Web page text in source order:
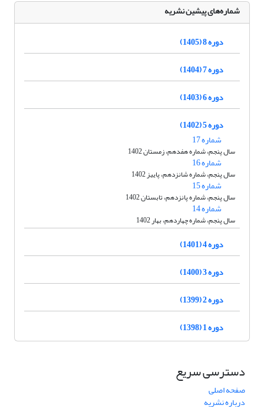
شماره‌های پیشین نشریه
دوره 8 (1405)
دوره 7 (1404)
دوره 6 (1403)
دوره 5 (1402)
شماره 17
سال پنجم، شماره هفدهم، زمستان 1402
شماره 16
سال پنجم، شماره شانزدهم، پاییز 1402
شماره 15
سال پنجم، شماره پانزدهم، تابستان 1402
شماره 14
سال پنجم، شماره چهاردهم، بهار 1402
دوره 4 (1401)
دوره 3 (1400)
دوره 2 (1399)
دوره 1 (1398)
دسترسی سریع
صفحه اصلی
درباره نشریه